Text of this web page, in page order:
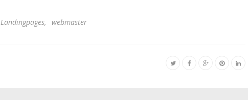
Landingpages, webmaster